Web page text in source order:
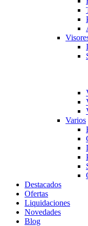
Varios
Destacados
Ofertas
Liquidaciones
Novedades
Blog